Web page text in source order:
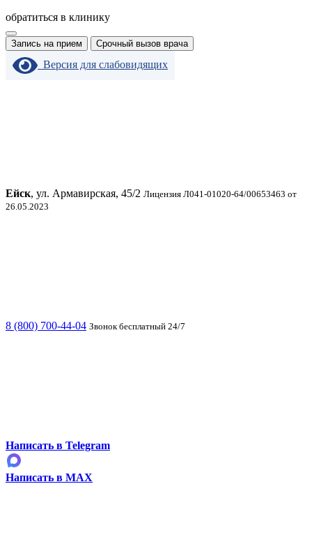
обратиться в клинику
Запись на прием Срочный вызов врача
Версия для слабовидящих
Ейск, ул. Армавирская, 45/2 Лицензия Л041-01020-64/00653463 от
26.05.2023
8 (800) 700-44-04 Звонок бесплатный 24/7
Написать в Telegram
Написать в MAX